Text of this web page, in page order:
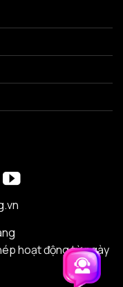
hoạt động từ ngày